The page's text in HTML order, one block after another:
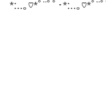
*:..｡♡*ﾟ¨ﾟﾟ･*:..｡♡*ﾟ¨